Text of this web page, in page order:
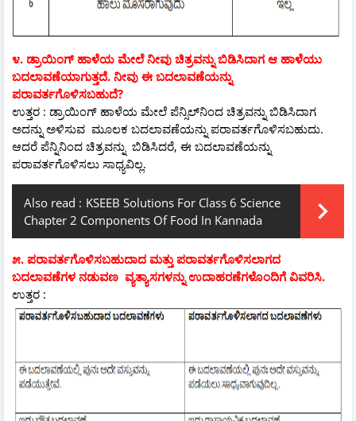
೪. ಡ್ರಾಯಿಂಗ್ ಹಾಳೆಯ ಮೇಲೆ ನೀವು ಚಿತ್ರವನ್ನು ಬಿಡಿಸಿದಾಗ ಆ ಹಾಳೆಯು
ಬದಲಾವಣೆಯಾಗುತ್ತದೆ. ನೀವು ಈ ಬದಲಾವಣೆಯನ್ನು
ಪರಾವರ್ತಗೊಳಿಸಬಹುದೆ?
ಉತ್ತರ : ಡ್ರಾಯಿಂಗ್ ಹಾಳೆಯ ಮೇಲೆ ಪೆನ್ಸಿಲ್‌ನಿಂದ ಚಿತ್ರವನ್ನು ಬಿಡಿಸಿದಾಗ
ಅದನ್ನು ಅಳಿಸುವ ಮೂಲಕ ಬದಲಾವಣೆಯನ್ನು ಪರಾವರ್ತಗೊಳಿಸಬಹುದು.
ಆದರೆ ಪೆನ್ನಿನಿಂದ ಚಿತ್ರವನ್ನು ಬಿಡಿಸಿದರೆ, ಈ ಬದಲಾವಣೆಯನ್ನು
ಪರಾವರ್ತಗೊಳಿಸಲು ಸಾಧ್ಯವಿಲ್ಲ.
Also read : KSEEB Solutions For Class 6 Science
Chapter 2 Components Of Food In Kannada
೫. ಪರಾವರ್ತಗೊಳಿಸಬಹುದಾದ ಮತ್ತು ಪರಾವರ್ತಗೊಳಿಸಲಾಗದ
ಬದಲಾವಣೆಗಳ ನಡುವಣ ವ್ಯತ್ಯಾಸಗಳನ್ನು ಉದಾಹರಣೆಗಳೊಂದಿಗೆ ವಿವರಿಸಿ.
ಉತ್ತರ :